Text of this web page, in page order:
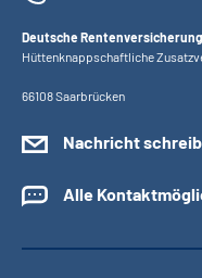
Deutsche
Hüttenknappschaftliche
66108 Saarbrücken
Nachricht
Alle